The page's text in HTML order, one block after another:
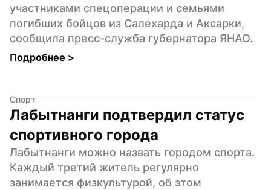
участниками спецоперации и семьями
погибших бойцов из Салехарда и Аксарки,
сообщила пресс-служба губернатора ЯНАО.
Подробнее >
Спорт
Лабытнанги подтвердил статус
спортивного города
Лабытнанги можно назвать городом спорта.
Каждый третий житель регулярно
занимается физкультурой, об этом